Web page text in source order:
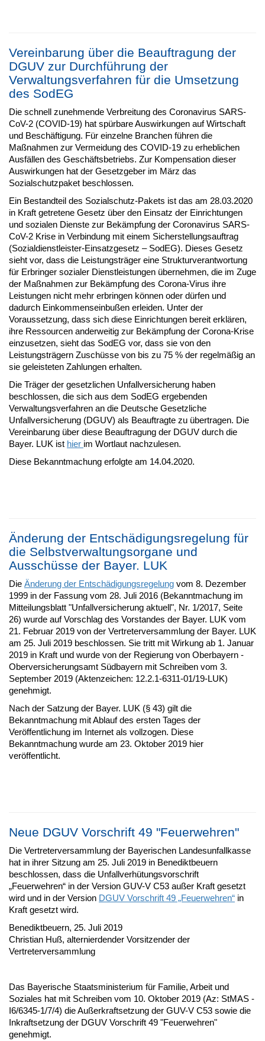
Vereinbarung über die Beauftragung der
DGUV zur Durchführung der
Verwaltungsverfahren für die Umsetzung
des SodEG
Die schnell zunehmende Verbreitung des Coronavirus SARS-
CoV-2 (COVID-19) hat spürbare Auswirkungen auf Wirtschaft
und Beschäftigung. Für einzelne Branchen führen die
Maßnahmen zur Vermeidung des COVID-19 zu erheblichen
Ausfällen des Geschäftsbetriebs. Zur Kompensation dieser
Auswirkungen hat der Gesetzgeber im März das
Sozialschutzpaket beschlossen.
Ein Bestandteil des Sozialschutz-Pakets ist das am 28.03.2020
in Kraft getretene Gesetz über den Einsatz der Einrichtungen
und sozialen Dienste zur Bekämpfung der Coronavirus SARS-
CoV-2 Krise in Verbindung mit einem Sicherstellungsauftrag
(Sozialdienstleister-Einsatzgesetz – SodEG). Dieses Gesetz
sieht vor, dass die Leistungsträger eine Strukturverantwortung
für Erbringer sozialer Dienstleistungen übernehmen, die im Zuge
der Maßnahmen zur Bekämpfung des Corona-Virus ihre
Leistungen nicht mehr erbringen können oder dürfen und
dadurch Einkommenseinbußen erleiden. Unter der
Voraussetzung, dass sich diese Einrichtungen bereit erklären,
ihre Ressourcen anderweitig zur Bekämpfung der Corona-Krise
einzusetzen, sieht das SodEG vor, dass sie von den
Leistungsträgern Zuschüsse von bis zu 75 % der regelmäßig an
sie geleisteten Zahlungen erhalten.
Die Träger der gesetzlichen Unfallversicherung haben
beschlossen, die sich aus dem SodEG ergebenden
Verwaltungsverfahren an die Deutsche Gesetzliche
Unfallversicherung (DGUV) als Beauftragte zu übertragen. Die
Vereinbarung über diese Beauftragung der DGUV durch die
Bayer. LUK ist hier im Wortlaut nachzulesen.
Diese Bekanntmachung erfolgte am 14.04.2020.
Änderung der Entschädigungsregelung für
die Selbstverwaltungsorgane und
Ausschüsse der Bayer. LUK
Die Änderung der Entschädigungsregelung vom 8. Dezember
1999 in der Fassung vom 28. Juli 2016 (Bekanntmachung im
Mitteilungsblatt "Unfallversicherung aktuell", Nr. 1/2017, Seite
26) wurde auf Vorschlag des Vorstandes der Bayer. LUK vom
21. Februar 2019 von der Vertreterversammlung der Bayer. LUK
am 25. Juli 2019 beschlossen. Sie tritt mit Wirkung ab 1. Januar
2019 in Kraft und wurde von der Regierung von Oberbayern -
Oberversicherungsamt Südbayern mit Schreiben vom 3.
September 2019 (Aktenzeichen: 12.2.1-6311-01/19-LUK)
genehmigt.
Nach der Satzung der Bayer. LUK (§ 43) gilt die
Bekanntmachung mit Ablauf des ersten Tages der
Veröffentlichung im Internet als vollzogen. Diese
Bekanntmachung wurde am 23. Oktober 2019 hier
veröffentlicht.
Neue DGUV Vorschrift 49 "Feuerwehren"
Die Vertreterversammlung der Bayerischen Landesunfallkasse
hat in ihrer Sitzung am 25. Juli 2019 in Benediktbeuern
beschlossen, dass die Unfallverhütungsvorschrift
„Feuerwehren“ in der Version GUV-V C53 außer Kraft gesetzt
wird und in der Version DGUV Vorschrift 49 „Feuerwehren“ in
Kraft gesetzt wird.
Benediktbeuern, 25. Juli 2019
Christian Huß, alternierdender Vorsitzender der
Vertreterversammlung
Das Bayerische Staatsministerium für Familie, Arbeit und
Soziales hat mit Schreiben vom 10. Oktober 2019 (Az: StMAS -
I6/6345-1/7/4) die Außerkraftsetzung der GUV-V C53 sowie die
Inkraftsetzung der DGUV Vorschrift 49 "Feuerwehren"
genehmigt.